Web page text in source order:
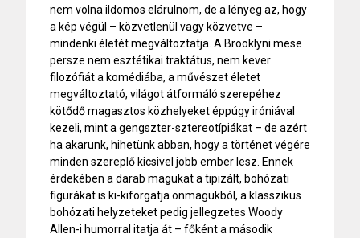
nem volna ildomos elárulnom, de a lényeg az, hogy
a kép végül – közvetlenül vagy közvetve –
mindenki életét megváltoztatja. A Brooklyni mese
persze nem esztétikai traktátus, nem kever
filozófiát a komédiába, a művészet életet
megváltoztató, világot átformáló szerepéhez
kötődő magasztos közhelyeket éppúgy iróniával
kezeli, mint a gengszter-sztereotípiákat – de azért
ha akarunk, hihetünk abban, hogy a történet végére
minden szereplő kicsivel jobb ember lesz. Ennek
érdekében a darab magukat a tipizált, bohózati
figurákat is ki-kiforgatja önmagukból, a klasszikus
bohózati helyzeteket pedig jellegzetes Woody
Allen-i humorral itatja át – főként a második